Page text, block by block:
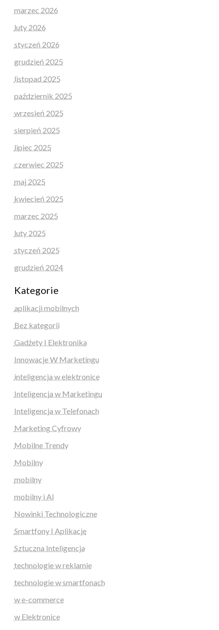
marzec 2026
luty 2026
styczeń 2026
grudzień 2025
listopad 2025
październik 2025
wrzesień 2025
sierpień 2025
lipiec 2025
czerwiec 2025
maj 2025
kwiecień 2025
marzec 2025
luty 2025
styczeń 2025
grudzień 2024
Kategorie
aplikacji mobilnych
Bez kategorii
Gadżety I Elektronika
Innowacje W Marketingu
inteligencja w elektronice
Inteligencja w Marketingu
Inteligencja w Telefonach
Marketing Cyfrowy
Mobilne Trendy
Mobilny
mobilny
mobilny i AI
Nowinki Technologiczne
Smartfony I Aplikacje
Sztuczna Inteligencja
technologie w reklamie
technologie w smartfonach
w e-commerce
w Elektronice